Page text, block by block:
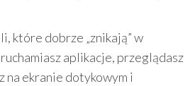
które dobrze „znikają” w
aplikacje, przeglądasz
na ekranie dotykowym i